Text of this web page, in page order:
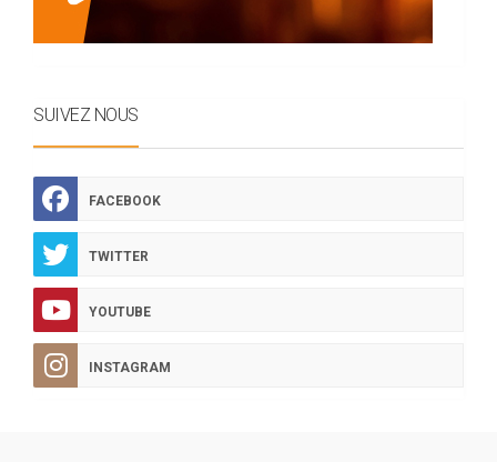
SUIVEZ NOUS
FACEBOOK
TWITTER
YOUTUBE
INSTAGRAM